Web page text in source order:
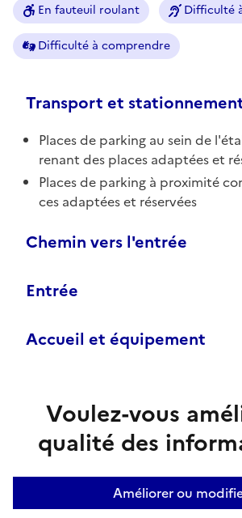
En fauteuil roulant Difficulté
Difficulté à comprendre
Transport et
Places de parking au sein de
renant des places adaptées et
Places de parking à proximité
ces adaptées et réservées
Chemin vers l'entrée
Entrée
Accueil et équipement
Voulez-vous
qualité des
Améliorer ou